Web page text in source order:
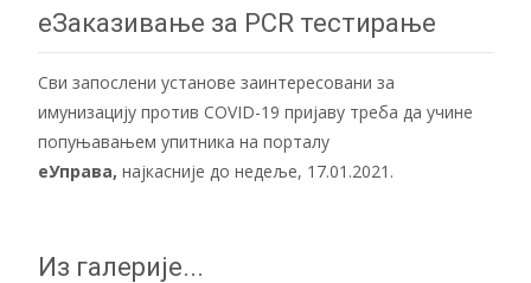
еЗаказивање за PCR тестирање
Сви запослени установе заинтересовани за
имунизацију против COVID-19 пријаву треба да учине
попуњавањем упитника на порталу
еУправа, најкасније до недеље, 17.01.2021.
Из галерије...